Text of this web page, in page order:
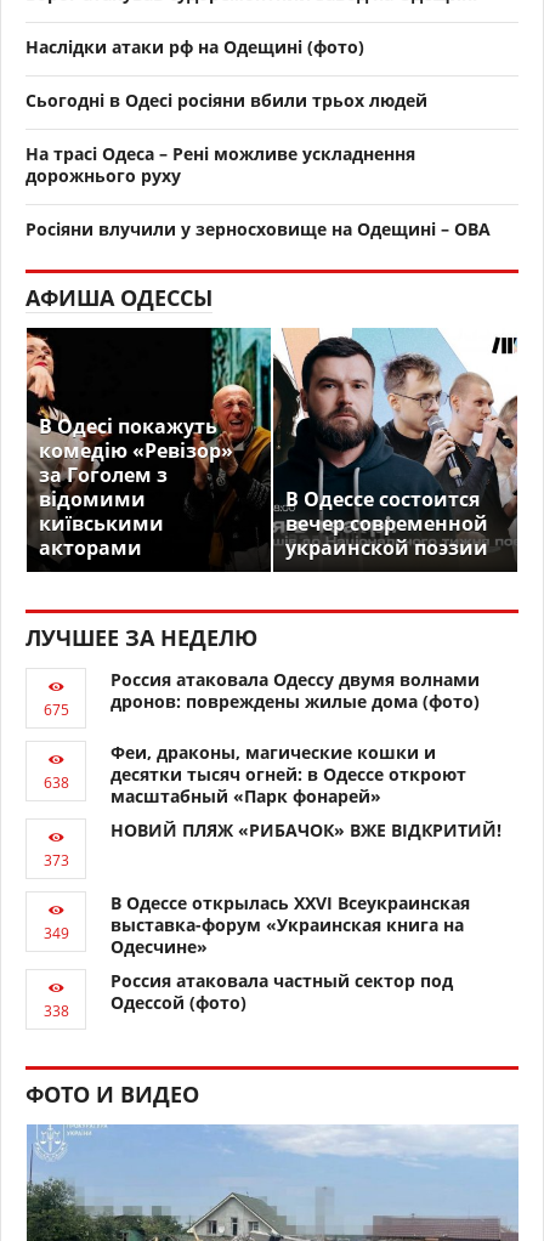
Наслідки атаки рф на Одещині (фото)
Сьогодні в Одесі росіяни вбили трьох людей
На трасі Одеса – Рені можливе ускладнення
дорожнього руху
Росіяни влучили у зерносховище на Одещині – ОВА
АФИША ОДЕССЫ
В Одесі покажуть
комедію «Ревізор»
за Гоголем з
відомими
київськими
акторами
В Одессе состоится
вечер современной
украинской поэзии
ЛУЧШЕЕ ЗА НЕДЕЛЮ
Россия атаковала Одессу двумя волнами
дронов: повреждены жилые дома (фото)
Феи, драконы, магические кошки и
десятки тысяч огней: в Одессе откроют
масштабный «Парк фонарей»
НОВИЙ ПЛЯЖ «РИБАЧОК» ВЖЕ ВІДКРИТИЙ!
В Одессе открылась XXVI Всеукраинская
выставка-форум «Украинская книга на
Одесчине»
Россия атаковала частный сектор под
Одессой (фото)
ФОТО И ВИДЕО